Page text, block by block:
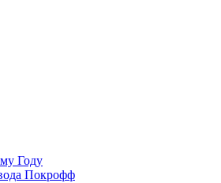
Году
Покрофф